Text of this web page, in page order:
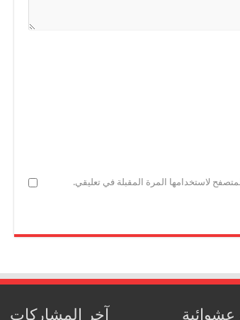
لاستخدامها المرة المقبلة في تعليقي.
آخر المشاركات